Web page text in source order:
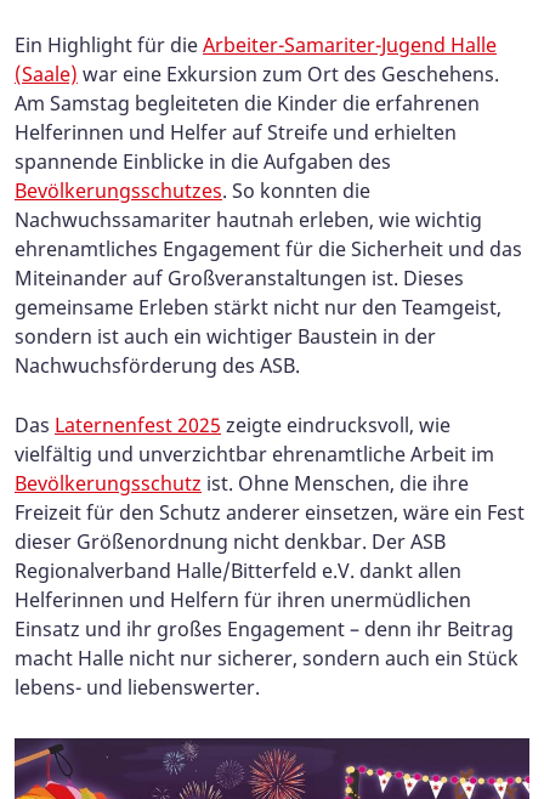
Ein Highlight für dieArbeiter-Samariter-Jugend Halle
(Saale) war eine Exkursion zum Ort des Geschehens.
Am Samstag begleiteten die Kinder die erfahrenen
Helferinnen und Helfer auf Streife und erhielten
spannende Einblicke in die Aufgaben des
Bevölkerungsschutzes. So konnten die
Nachwuchssamariter hautnah erleben, wie wichtig
ehrenamtliches Engagement für die Sicherheit und das
Miteinander auf Großveranstaltungen ist. Dieses
gemeinsame Erleben stärkt nicht nur den Teamgeist,
sondern ist auch ein wichtiger Baustein in der
Nachwuchsförderung des ASB.
Das Laternenfest 2025 zeigte eindrucksvoll, wie
vielfältig und unverzichtbar ehrenamtliche Arbeit im
Bevölkerungsschutz ist. Ohne Menschen, die ihre
Freizeit für den Schutz anderer einsetzen, wäre ein Fest
dieser Größenordnung nicht denkbar. Der ASB
Regionalverband Halle/Bitterfeld e.V. dankt allen
Helferinnen und Helfern für ihren unermüdlichen
Einsatz und ihr großes Engagement – denn ihr Beitrag
macht Halle nicht nur sicherer, sondern auch ein Stück
lebens- und liebenswerter.